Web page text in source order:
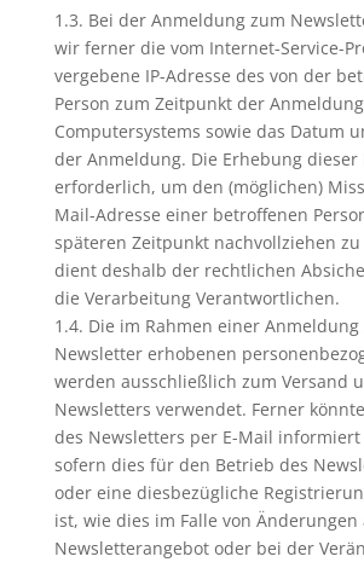
1.3. Bei der Anmeldung zum
wir ferner die vom Internet-Service-
vergebene IP-Adresse des von der
Person zum Zeitpunkt der
Computersystems sowie das Datum
der Anmeldung. Die Erhebung dieser
erforderlich, um den (möglichen)
Mail-Adresse einer betroffenen
späteren Zeitpunkt nachvollziehen
dient deshalb der rechtlichen
die Verarbeitung Verantwortlichen.
1.4. Die im Rahmen einer Anmeldung
Newsletter erhobenen
werden ausschließlich zum Versand
Newsletters verwendet. Ferner
des Newsletters per E-Mail
sofern dies für den Betrieb des
oder eine diesbezügliche
ist, wie dies im Falle von Änderungen
Newsletterangebot oder bei der